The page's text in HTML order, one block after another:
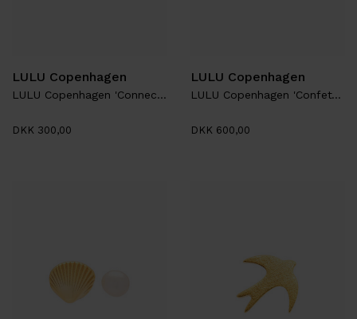
LULU Copenhagen
LULU Copenhagen 'Connected Hearts Ring'
DKK 300,00
LULU Copenhagen
LULU Copenhagen 'Confetti Bangle'
DKK 600,00